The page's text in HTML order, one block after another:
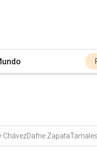
ChávezDafne ZapataTamales